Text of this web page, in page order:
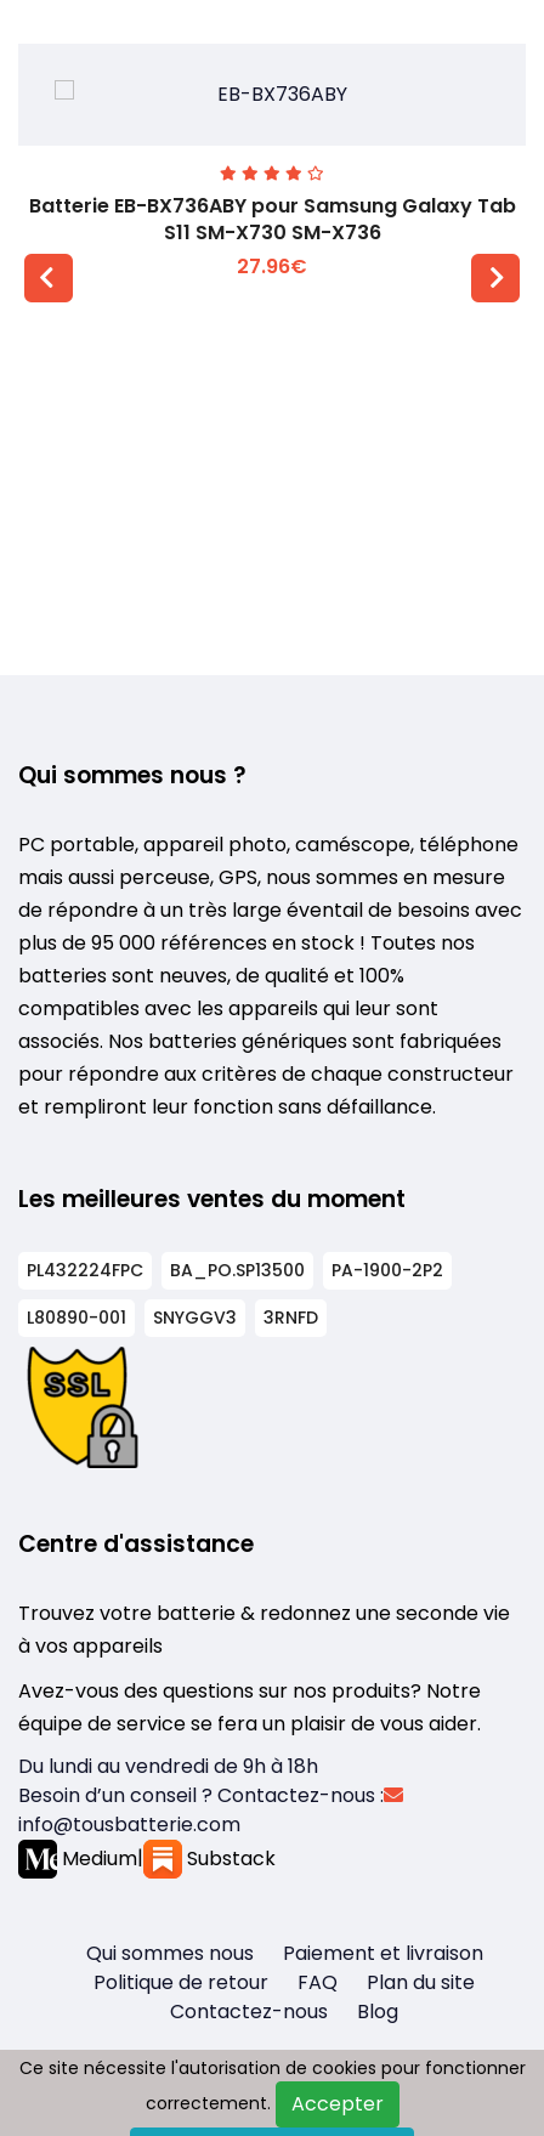
Batterie EB-BX736ABY pour Samsung Galaxy Tab
S11 SM-X730 SM-X736
27.96€
Qui sommes nous ?
PC portable, appareil photo, caméscope, téléphone
mais aussi perceuse, GPS, nous sommes en mesure
de répondre à un très large éventail de besoins avec
plus de 95 000 références en stock ! Toutes nos
batteries sont neuves, de qualité et 100%
compatibles avec les appareils qui leur sont
associés. Nos batteries génériques sont fabriquées
pour répondre aux critères de chaque constructeur
et rempliront leur fonction sans défaillance.
Les meilleures ventes du moment
PL432224FPC BA_PO.SP13500
PA-1900-2P2
L80890-001
SNYGGV3 3RNFD
Centre d'assistance
Trouvez votre batterie & redonnez une seconde vie
à vos appareils
Avez-vous des questions sur nos produits? Notre
équipe de service se fera un plaisir de vous aider.
Du lundi au vendredi de 9h à 18h
Besoin d’un conseil ? Contactez-nous :
info@tousbatterie.com
Medium| Substack
Qui sommes nous
Paiement et livraison
Politique de retour
FAQ
Plan du site
Contactez-nous
Blog
Copyright © 2026 - Tous droit réservés
Ce site nécessite l'autorisation de cookies pour fonctionner
correctement.
Accepter
Ce site nécessite l'autorisation de cookies pour fonctionner
correctement.
Accepter